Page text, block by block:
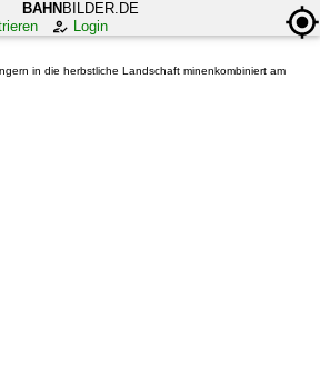
BAHN BILDER.DE
Login
in die herbstliche Landschaft minenkombiniert am